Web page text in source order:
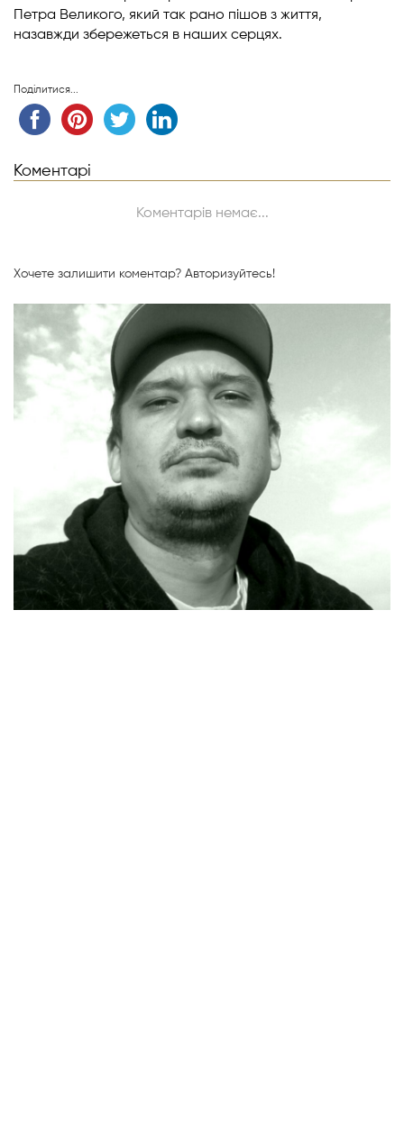
Петра Великого, який так рано пішов з життя,
назавжди збережеться в наших серцях.
Поділитися...
Коментарі
Коментарів немає...
Хочете залишити коментар? Авторизуйтесь!